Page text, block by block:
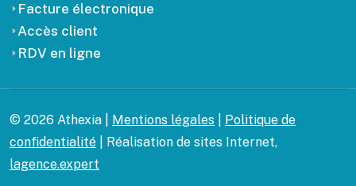
Facture électronique
Accès client
RDV en ligne
© 2026 Athexia | Mentions légales
Politique de
confidentialité | Réalisation de sites Internet,
lagence.expert